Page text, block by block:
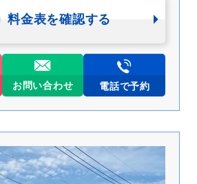
料金表を確認する
お問い合わせ 電話で予約